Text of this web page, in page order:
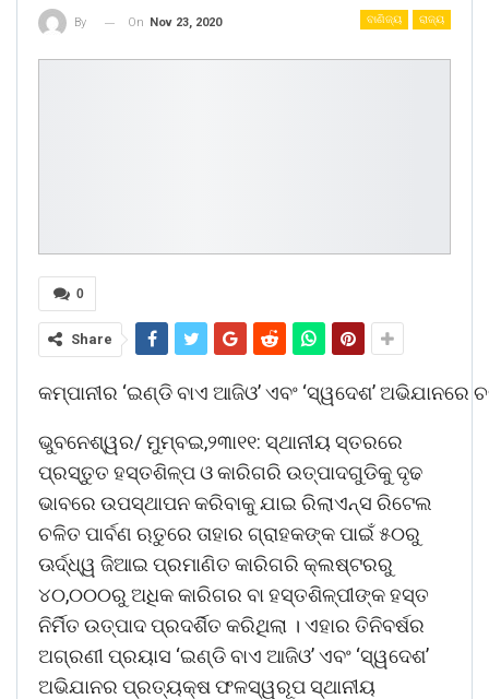
ବାଣିଜ୍ୟ ରାଜ୍ୟ
By On Nov 23, 2020
0
Share
କମ୍ପାନୀର ‘ଇଣ୍ଡି ବାଏ ଆଜିଓ’ ଏବଂ ‘ସ୍ୱଦେଶ’
ଭୁବନେଶ୍ୱର/ ମୁମ୍ବଇ,୨୩ା୧୧: ସ୍ଥାନୀୟ ସ୍ତରରେ
ପ୍ରସ୍ତୁତ ହସ୍ତଶିଳ୍ପ ଓ କାରିଗରି ଉତ୍ପାଦଗୁଡିକୁ ଦୃଢ
ଭାବରେ ଉପସ୍ଥାପନ କରିବାକୁ ଯାଇ ରିଲାଏନ୍ସ ରିଟେଲ
ଚଳିତ ପାର୍ବଣ ଋତୁରେ ତାହାର ଗ୍ରାହକଙ୍କ ପାଇଁ ୫୦ରୁ
ଊର୍ଦ୍ଧ୍ୱ ଜିଆଇ ପ୍ରମାଣିତ କାରିଗରି କ୍ଲଷ୍ଟରରୁ
୪୦,୦୦୦ରୁ ଅଧିକ କାରିଗର ବା ହସ୍ତଶିଳ୍ପୀଙ୍କ ହସ୍ତ
ନିର୍ମିତ ଉତ୍ପାଦ ପ୍ରଦର୍ଶିତ କରିଥିଲା । ଏହାର ତିନିବର୍ଷର
ଅଗ୍ରଣୀ ପ୍ରୟାସ ‘ଇଣ୍ଡି ବାଏ ଆଜିଓ’ ଏବଂ ‘ସ୍ୱଦେଶ’
ଅଭିଯାନର ପ୍ରତ୍ୟକ୍ଷ ଫଳସ୍ୱରୂପ ସ୍ଥାନୀୟ